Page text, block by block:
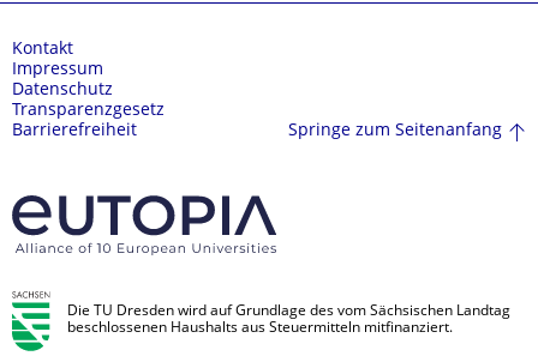
Kontakt
Impressum
Datenschutz
Transparenzgesetz
Barrierefreiheit
Springe zum Seitenanfang
Die TU Dresden wird auf Grundlage des vom Sächsischen Landtag
beschlossenen Haushalts aus Steuermitteln mitfinanziert.